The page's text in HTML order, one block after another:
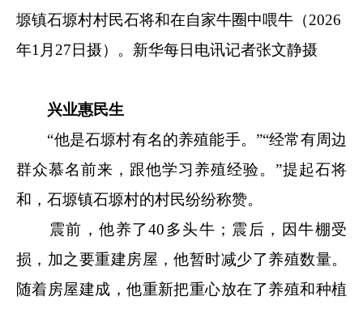
塬镇石塬村村民石将和在自家牛圈中喂牛（2026
年1月27日摄）。新华每日电讯记者张文静摄
兴业惠民生
“他是石塬村有名的养殖能手。”“经常有周边
群众慕名前来，跟他学习养殖经验。”提起石将
和，石塬镇石塬村的村民纷纷称赞。
震前，他养了40多头牛；震后，因牛棚受
损，加之要重建房屋，他暂时减少了养殖数量。
随着房屋建成，他重新把重心放在了养殖和种植